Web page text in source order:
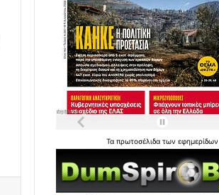
Ταπρωτοσέλιδατωνεφημερίδων